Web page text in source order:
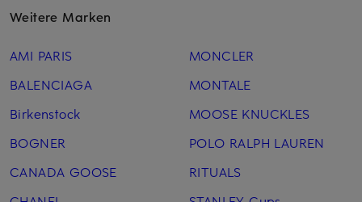
Weitere Marken
AMI PARIS
BALENCIAGA
Birkenstock
BOGNER
CANADA GOOSE
MONCLER
MONTALE
MOOSE KNUCKLES
POLO RALPH LAUREN
RITUALS